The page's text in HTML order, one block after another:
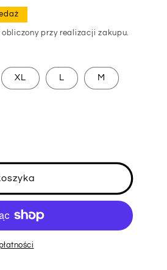
obliczony przy realizacji zakupu.
XL L M